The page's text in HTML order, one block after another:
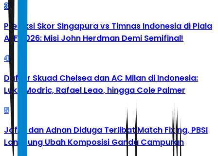
3
Prediksi Skor Singapura vs Timnas Indonesia di Piala
AFF 2026: Misi John Herdman Demi Semifinal!
4
Daftar Skuad Chelsea dan AC Milan di Indonesia:
Luka Modric, Rafael Leao, hingga Cole Palmer
5
Jafar dan Adnan Diduga Terlibat Match Fixing, PBSI
Langsung Ubah Komposisi Ganda Campuran